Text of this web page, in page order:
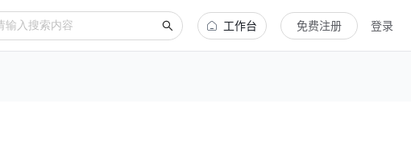
工作台 免费注册 登录